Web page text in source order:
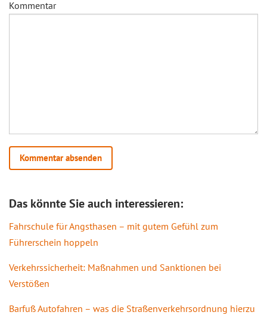
Kommentar
Das könnte Sie auch interessieren:
Fahrschule für Angsthasen – mit gutem Gefühl zum
Führerschein hoppeln
Verkehrssicherheit: Maßnahmen und Sanktionen bei
Verstößen
Barfuß Autofahren – was die Straßenverkehrsordnung hierzu